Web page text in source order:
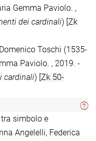
Gemma Paviolo. ,
dei cardinali) [Zk
Toschi (1535-
Paviolo. , 2019. -
cardinali) [Zk 50-
simbolo e
Angelelli, Federica